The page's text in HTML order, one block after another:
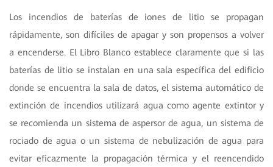
Los incendios de baterías de iones de litio se propagan
rápidamente, son difíciles de apagar y son propensos a volver
a encenderse. El Libro Blanco establece claramente que si las
baterías de litio se instalan en una sala específica del edificio
donde se encuentra la sala de datos, el sistema automático de
extinción de incendios utilizará agua como agente extintor y
se recomienda un sistema de aspersor de agua, un sistema de
rociado de agua o un sistema de nebulización de agua para
evitar eficazmente la propagación térmica y el reencendido